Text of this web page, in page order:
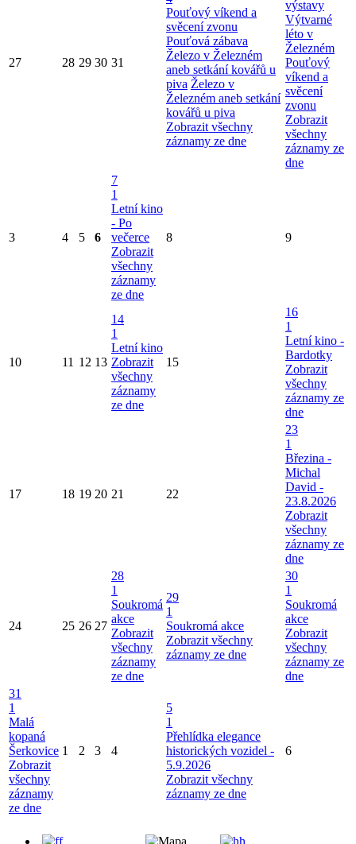
27 28 29 30 31
Pouťový víkend a
svěcení zvonu
Pouťová zábava
Železo v Železném
aneb setkání kovářů u
piva Železo v
Železném aneb setkání
kovářů u piva
Zobrazit všechny
záznamy ze dne
výstavy
Výtvarné
léto v
Železném
Pouťový
víkend a
svěcení
zvonu
Zobrazit
všechny
záznamy ze
dne
3 4 5 6
7
1
Letní kino
- Po
večerce
Zobrazit
všechny
záznamy
ze dne
8 9
10 11 12 13
14
1
Letní kino
Zobrazit
všechny
záznamy
ze dne
15
16
1
Letní kino -
Bardotky
Zobrazit
všechny
záznamy ze
dne
17 18 19 20 21 22
23
1
Březina -
Michal
David -
23.8.2026
Zobrazit
všechny
záznamy ze
dne
24 25 26 27
28
1
Soukromá
akce
Zobrazit
všechny
záznamy
ze dne
29
1
Soukromá akce
Zobrazit všechny
záznamy ze dne
30
1
Soukromá
akce
Zobrazit
všechny
záznamy ze
dne
31
1
Malá
kopaná
Šerkovice
Zobrazit
všechny
záznamy
ze dne
1 2 3 4
5
1
Přehlídka elegance
historických vozidel -
5.9.2026
Zobrazit všechny
záznamy ze dne
6